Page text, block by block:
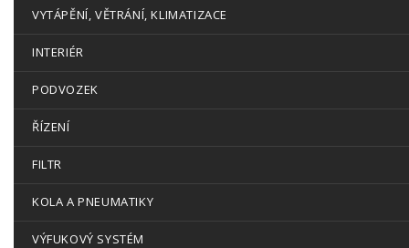
VYTÁPĚNÍ, VĚTRÁNÍ, KLIMATIZACE
INTERIÉR
PODVOZEK
ŘÍZENÍ
FILTR
KOLA A PNEUMATIKY
VÝFUKOVÝ SYSTÉM